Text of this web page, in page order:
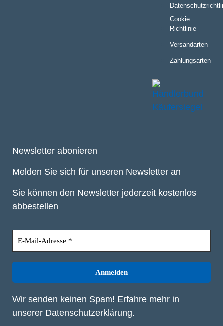
Cookie
Richtlinie
Versandarten
Zahlungsarten
Newsletter abonieren
Melden Sie sich für unseren Newsletter an
Sie können den Newsletter jederzeit kostenlos
abbestellen
Wir senden keinen Spam! Erfahre mehr in
unserer Datenschutzerklärung.